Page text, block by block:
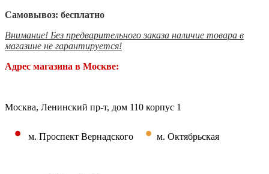
Самовывоз: бесплатно
Внимание! Без предварительного заказа наличие товара в
магазине не гарантируется!
Адрес магазина в Москве:
Москва, Ленинский пр-т, дом 110 корпус 1
• м. Проспект Вернадского • м. Октябрьская